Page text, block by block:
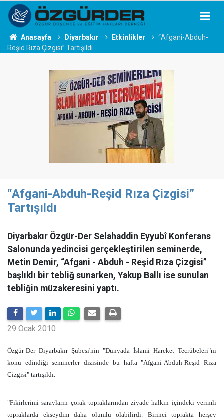
Anasayfa Diyarbakır Etkinlikler
“Afgani-Abduh-
Reşid Rıza Çizgisi” Tartışıldı
“Afgani-Abduh-Reşid Rıza Çizgisi”
Tartışıldı
Diyarbakır Özgür-Der Selahaddin Eyyubî Konferans
Salonunda yedincisi gerçekleştirilen seminerde,
Metin Demir, “Afgani - Abduh - Reşid Rıza Çizgisi”
başlıklı bir tebliğ sunarken, Yakup Ballı ise sunulan
tebliğin müzakeresini yaptı.
29 Ocak 2010
Özgür-Der Diyarbakır Şubesi'nin "Dünyada İslami Hareket Tecrübeleri"ni
konu edindiği seminerler dizisinde bu hafta "Afgani-Abduh-Reşid Rıza
Çizgisi" tartışıldı.
"Fikirlerimi sarayların çorak topraklarından ziyade halkın içindeki verimli
topraklarda ekseydim daha olumlu olabilirdi. Birinci toprakta herşey